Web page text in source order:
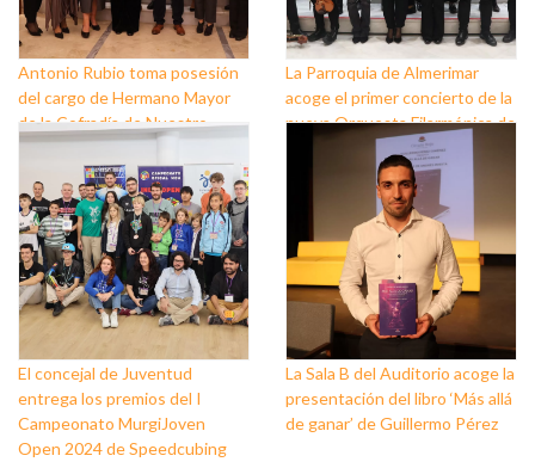
Antonio Rubio toma posesión
del cargo de Hermano Mayor
de la Cofradía de Nuestro
Padre Jesús Nazareno y
Nuestra Señora de los Dolores
de Balerma
La Parroquia de Almerimar
acoge el primer concierto de la
nueva Orquesta Filarmónica de
El concejal de Juventud
entrega los premios del I
Campeonato MurgiJoven
Open 2024 de Speedcubing
La Sala B del Auditorio acoge la
presentación del libro ‘Más allá
de ganar’ de Guillermo Pérez